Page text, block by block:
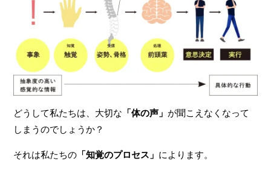
どうして私たちは、大切な 「体の声」 が聞こえなくなって
しまうのでしょうか？
それは私たちの 「知覚のプロセス」 によります。